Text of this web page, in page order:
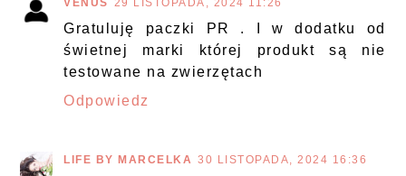
VENUS 29 LISTOPADA, 2024 11:26
Gratuluję paczki PR . I w dodatku od
świetnej marki której produkt są nie
testowane na zwierzętach
Odpowiedz
LIFE BY MARCELKA 30 LISTOPADA, 2024 16:36